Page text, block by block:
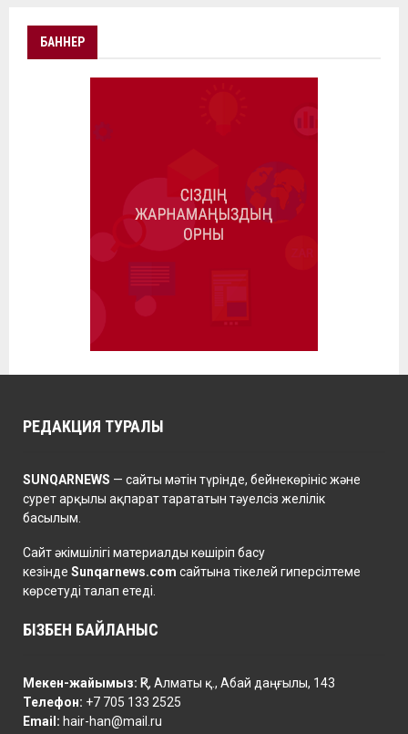
БАННЕР
РЕДАКЦИЯ ТУРАЛЫ
SUNQARNEWS — сайты мәтін түрінде, бейнекөрініс және
сурет арқылы ақпарат тарататын тәуелсіз желілік
басылым.
Сайт әкімшілігі материалды көшіріп басу
кезінде Sunqarnews.com сайтына тікелей гиперсілтеме
көрсетуді талап етеді.
БІЗБЕН БАЙЛАНЫС
Мекен-жайымыз: ҚР, Алматы қ., Абай даңғылы, 143
Телефон: +7 705 133 2525
Email: hair-han@mail.ru